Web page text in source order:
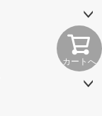
カートへ